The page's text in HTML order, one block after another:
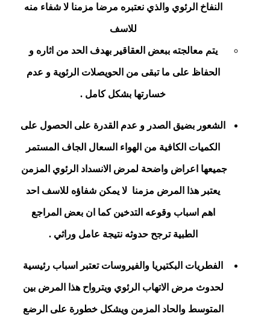
النفاخ الرئوي والذي نعتبره مرضا مزمنا لا شفاء منه
للاسف
يتم معالجته ببعض العقاقير بهدف الحد من اثاره و
الحفاظ على ما تبقى من الحويصلات الرئوية و عدم
خسارتها بشكل كامل .
الشعور بضيق الصدر و عدم القدرة على الحصول على
الكميات الكافية من الهواء السعال الجاف المستمر
جميعها اعراض واضحة لمرض الانسداد الرئوي المزمن
يعتبر هذا المرض مزمنا لا يمكن شفاؤه للاسف احد
اهم اسباب وقوعه التدخين كما ان بعض المراجع
الطبية ترجح حدوثه نتيجة عامل وراثي .
الفطريات البكتيريا والفيروسات تعتبر اسباب رئيسية
لحدوث مرض الاتهاب الرئوي ويترواح هذا المرض بين
المتوسط والحاد المزمن ويشكل خطورة على الرضع